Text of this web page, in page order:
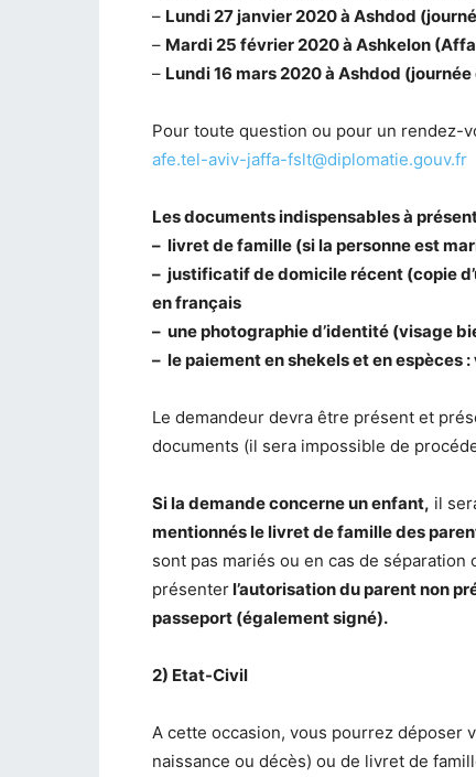
– Lundi 27 janvier 2020 à Ashdod
– Mardi 25 février 2020 à Ashkelon
– Lundi 16 mars 2020 à Ashdod
Pour toute question ou pour un rendez-
afe.tel-aviv-jaffa-fslt@diplomatie.gouv.fr
Les documents indispensables à
– livret de famille (si la personne est
– justificatif de domicile récent (copie
en français
– une photographie d’identité (visage
– le paiement en shekels et en espèces
Le demandeur devra être présent et
documents (il sera impossible de
Si la demande concerne un enfant, il
mentionnés le livret de famille des
sont pas mariés ou en cas de
présenterl’autorisation du parent non
passeport (également signé).
2) Etat-Civil
A cette occasion, vous pourrez déposer
naissance ou décès) ou de livret de